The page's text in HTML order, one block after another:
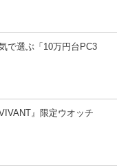
で選ぶ「10万円台PC3
』限定ウオッチ